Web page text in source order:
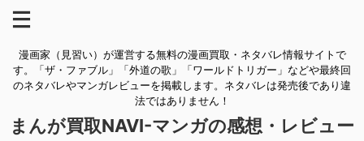
漫画家（見習い）が運営する無料の漫画買取・ネタバレ情報サイトで
す。「ザ・ファブル」「外道の歌」「ワールドトリガー」などや最終回
のネタバレやマンガレビューを掲載します。ネタバレは発売後であり違
法ではありません！
まんが買取NAVI-マンガの感想・レビュー